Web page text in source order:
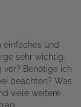
und
sehr wichtig.
Benötige ich
beachten? Was
viele weitere